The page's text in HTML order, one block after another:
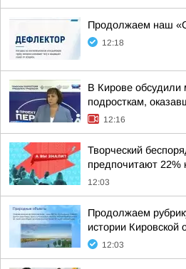
Продолжаем наш
12:18
В Кирове
подросткам,
12:16
Творческий
предпочитают 22%
12:03
Продолжаем
истории Кировской
12:03